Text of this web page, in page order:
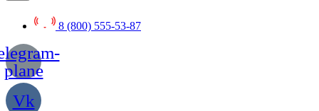
8 (800) 555-53-87
plane
Vk